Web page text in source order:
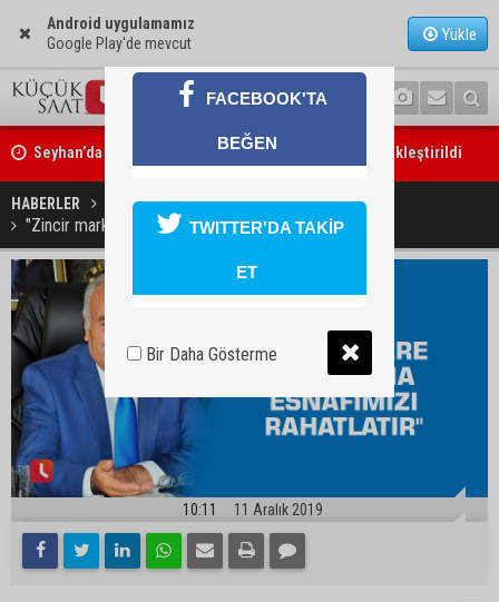
Android uygulamamız
Google Play'de mevcut
Yükle
Seyhan’da fırın ve pastanelere hijyen denetimi gerçekleştirildi
Eski polis memuru Ergün Karakaya’nın öldürüldüğü silahlı
ortaya çıktı
HABERLER EKONOMİ
"Zincir marketlere sınırlama esnafımızı rahatlatır"
10:11 11 Aralık 2019
FACEBOOK'TA
BEĞEN
TWITTER'DA TAKİP
ET
Bir Daha Gösterme